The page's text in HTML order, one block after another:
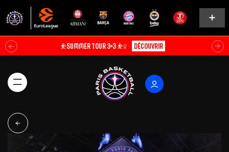
⛹️SUMMER TOUR 3×3 ⛹️‍♀️ Découvrir